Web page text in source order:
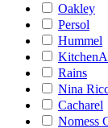
Oakley
Persol
Hummel
Rains
Nina
Cacharel
Nomess